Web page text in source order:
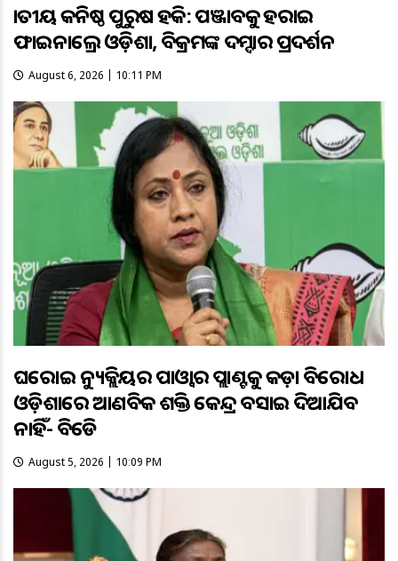
ଜାତୀୟ କନିଷ୍ଠ ପୁରୁଷ ହକି: ପଞ୍ଜାବକୁ ହରାଇ
ଫାଇନାଲ୍ରେ ଓଡ଼ିଶା, ବିକ୍ରମଙ୍କ ଦମ୍ଦାର ପ୍ରଦର୍ଶନ
August 6, 2026 | 10:11 PM
ଘରୋଇ ନ୍ୟୁକ୍ଲିୟର ପାଓ୍ବାର ପ୍ଲାଣ୍ଟକୁ କଡ଼ା ବିରୋଧ
ଓଡ଼ିଶାରେ ଆଣବିକ ଶକ୍ତି କେନ୍ଦ୍ର ବସାଇ ଦିଆଯିବ
ନାହିଁ- ବିଜେଡି
August 5, 2026 | 10:09 PM